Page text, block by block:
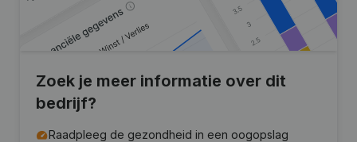
Zoek je meer informatie over dit
bedrijf?
Raadpleeg de gezondheid in een oogopslag